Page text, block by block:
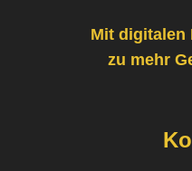
Mit digitalen
zu mehr